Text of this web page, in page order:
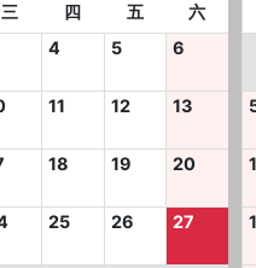
三 四 五
六
4 5 6
11 12 13
18 19 20
25 26 27